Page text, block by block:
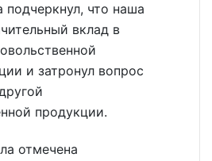
подчеркнул, что наша
вклад в
и затронул вопрос
продукции.
отмечена